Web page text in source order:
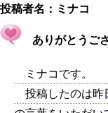
投稿者名： ミナコ
ありがとうご
ミナコです。
投稿したのは昨